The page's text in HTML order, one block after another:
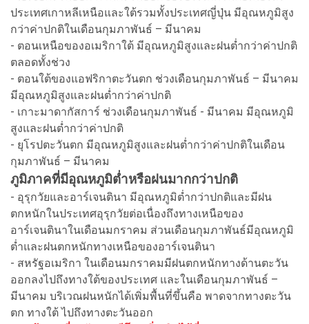
ประเทศเกาหลีเหนือและใต้รวมทั้งประเทศญี่ปุ่น มีอุณหภูมิสูง
กว่าค่าปกติในเดือนกุมภาพันธ์ – มีนาคม
- ตอนเหนือของอเมริกาใต้ มีอุณหภูมิสูงและฝนต่ำกว่าค่าปกติ
ตลอดทั้งช่วง
- ตอนใต้ของแอฟริกาตะวันตก ช่วงเดือนกุมภาพันธ์ – มีนาคม
มีอุณหภูมิสูงและฝนต่ำกว่าค่าปกติ
- เกาะมาดากัสการ์ ช่วงเดือนกุมภาพันธ์ - มีนาคม มีอุณหภูมิ
สูงและฝนต่ำกว่าค่าปกติ
- ยุโรปตะวันตก มีอุณหภูมิสูงและฝนต่ำกว่าค่าปกติในเดือน
กุมภาพันธ์ – มีนาคม
ภูมิภาคที่มีอุณหภูมิต่ำหรือฝนมากกว่าปกติ
- อุรุกวัยและอาร์เจนตินา มีอุณหภูมิต่ำกว่าปกติและมีฝน
ตกหนักในประเทศอุรุกวัยต่อเนื่องถึงทางเหนือของ
อาร์เจนตินาในเดือนมกราคม ส่วนเดือนกุมภาพันธ์มีอุณหภูมิ
ต่ำและฝนตกหนักทางเหนือของอาร์เจนตินา
- สหรัฐอเมริกา ในเดือนมกราคมมีฝนตกหนักทางด้านตะวัน
ออกลงไปถึงทางใต้ของประเทศ และในเดือนกุมภาพันธ์ –
มีนาคม บริเวณฝนหนักได้เพิ่มพื้นที่ขึ้นคือ พาดจากทางตะวัน
ตก ทางใต้ ไปถึงทางตะวันออก